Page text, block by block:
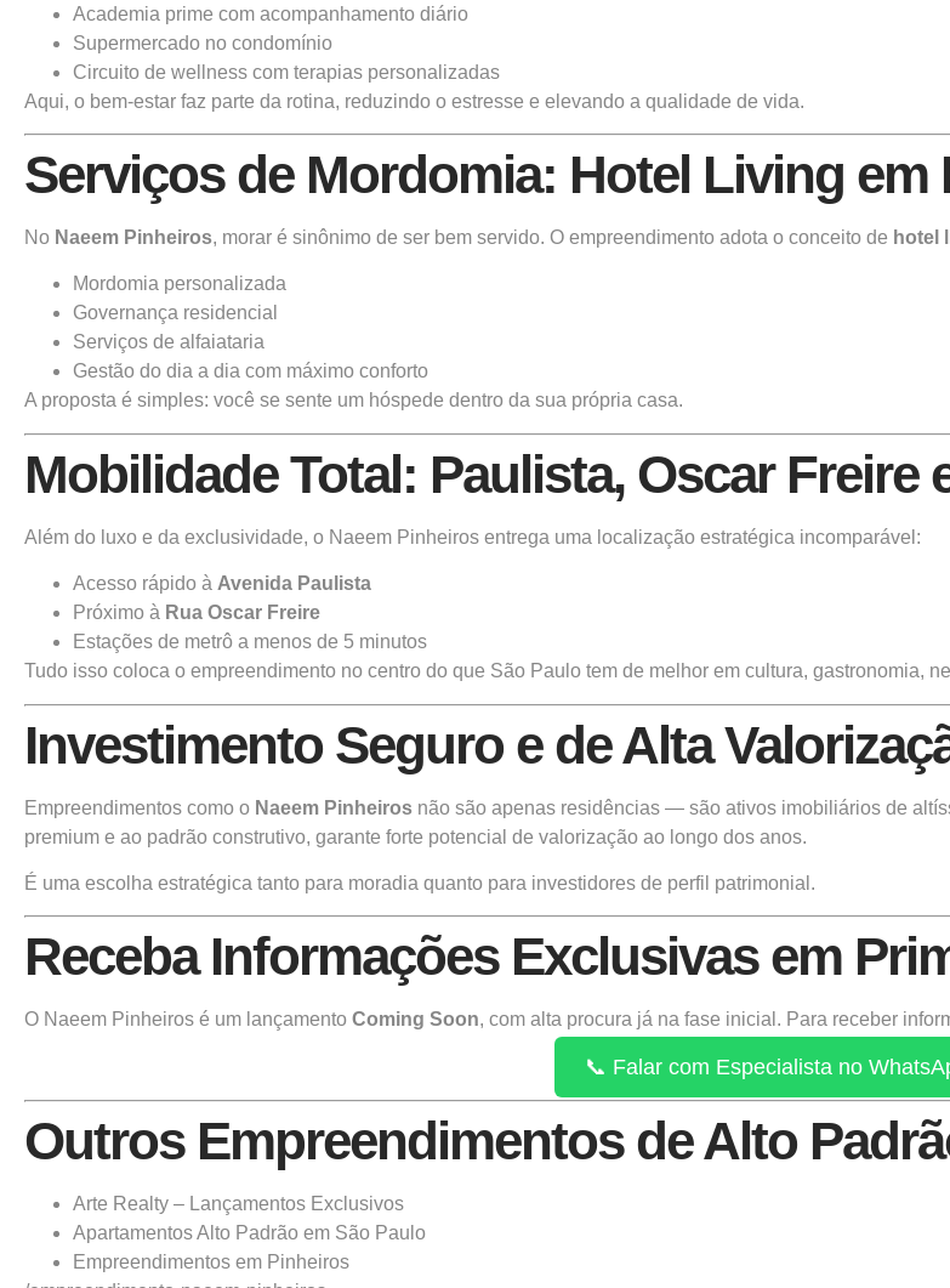
Academia prime com acompanhamento diário
Supermercado no condomínio
Circuito de wellness com terapias personalizadas
Aqui, o bem-estar faz parte da rotina, reduzindo o estresse e elevando a qualidade de vida.
Serviços de Mordomia: Hotel Living em
No Naeem Pinheiros, morar é sinônimo de ser bem servido. O empreendimento adota o conceito de hotel
Mordomia personalizada
Governança residencial
Serviços de alfaiataria
Gestão do dia a dia com máximo conforto
A proposta é simples: você se sente um hóspede dentro da sua própria casa.
Mobilidade Total: Paulista, Oscar Freire
Além do luxo e da exclusividade, o Naeem Pinheiros entrega uma localização estratégica incomparável:
Acesso rápido à Avenida Paulista
Próximo à Rua Oscar Freire
Estações de metrô a menos de 5 minutos
Tudo isso coloca o empreendimento no centro do que São Paulo tem de melhor em cultura, gastronomia,
Investimento Seguro e de Alta
Empreendimentos como o Naeem Pinheiros não são apenas residências — são ativos imobiliários de
premium e ao padrão construtivo, garante forte potencial de valorização ao longo dos anos.
É uma escolha estratégica tanto para moradia quanto para investidores de perfil patrimonial.
Receba Informações Exclusivas em
O Naeem Pinheiros é um lançamento Coming Soon, com alta procura já na fase inicial. Para receber
📞 Falar com Especialista no
Outros Empreendimentos de Alto
Arte Realty – Lançamentos Exclusivos
Apartamentos Alto Padrão em São Paulo
Empreendimentos em Pinheiros